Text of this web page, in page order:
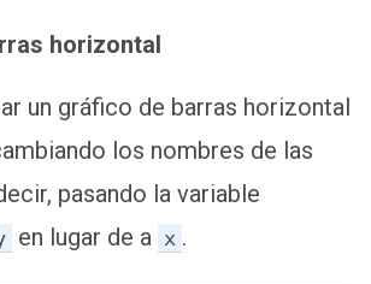
horizontal
un gráfico de barras horizontal
los nombres de las
pasando la variable
en lugar de a x .